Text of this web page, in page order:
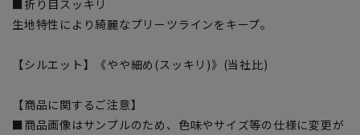
■折り目スッキリ
生地特性により綺麗なプリーツラインをキープ。
【シルエット】《やや細め(スッキリ)》(当社比)
【商品に関するご注意】
■商品画像はサンプルのため、色味やサイズ等の仕様に変更が